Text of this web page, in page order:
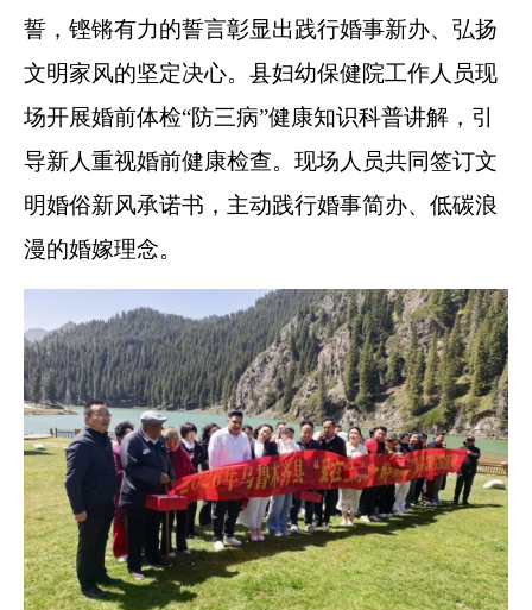
誓，铿锵有力的誓言彰显出践行婚事新办、弘扬
文明家风的坚定决心。县妇幼保健院工作人员现
场开展婚前体检“防三病”健康知识科普讲解，引
导新人重视婚前健康检查。现场人员共同签订文
明婚俗新风承诺书，主动践行婚事简办、低碳浪
漫的婚嫁理念。